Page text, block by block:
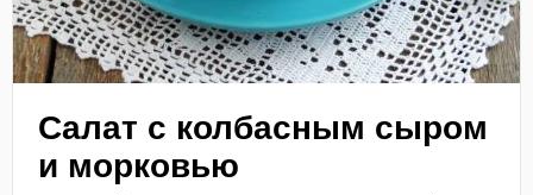
Салат с колбасным сыром
и морковью